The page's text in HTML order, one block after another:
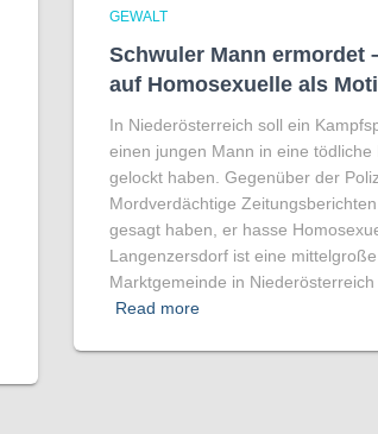
GEWALT
Schwuler Mann ermordet
auf Homo­sexuelle als
In Niederösterreich soll ein
einen jungen Mann in eine tödliche
gelockt haben. Gegenüber der
Mordverdächtige
gesagt haben, er hasse
Langenzersdorf ist eine mittelgroße
Marktgemeinde in Niederösterreich
Read more